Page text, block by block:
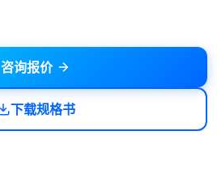
咨询报价
下载规格书